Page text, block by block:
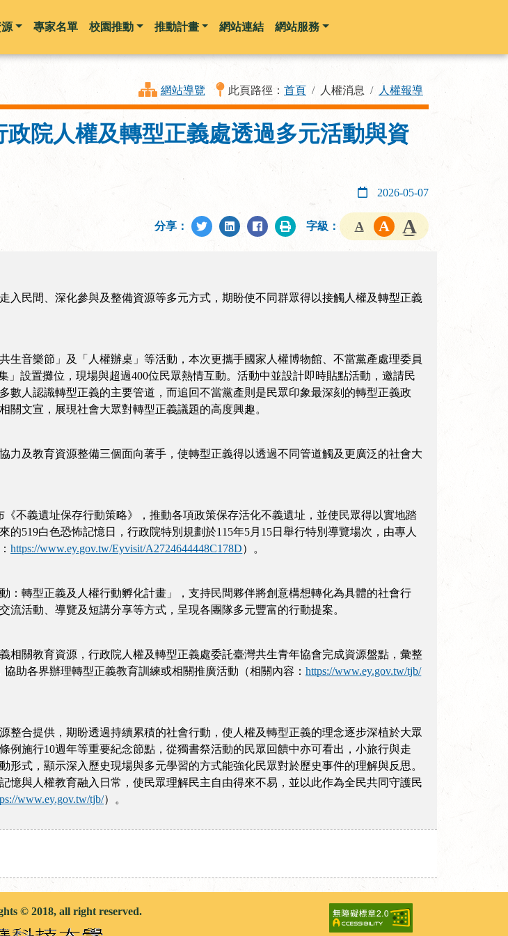
跳到主要內容
專家名單 校園推動 推動計畫 網站連結 網站服務
網站導覽 此頁路徑： 首頁 人權消息 人權報導
院人權及轉型正義處透過多元活動與資
2026-05-07
分享： 字級：
民間、深化參與及整備資源等多元方式，期盼使不同群眾得以接觸人權及轉型正義
音樂節」及「人權辦桌」等活動，本次更攜手國家人權博物館、不當黨產處理委員
設置攤位，現場與超過400位民眾熱情互動。活動中並設計即時貼點活動，邀請民
人認識轉型正義的主要管道，而追回不當黨產則是民眾印象最深刻的轉型正義政
文宣，展現社會大眾對轉型正義議題的高度興趣。
及教育資源整備三個面向著手，使轉型正義得以透過不同管道觸及更廣泛的社會大
不義遺址保存行動策略》，推動各項政策保存活化不義遺址，並使民眾得以實地踏
519白色恐怖記憶日，行政院特別規劃於115年5月15日舉行特別導覽場次，由專人
https://www.ey.gov.tw/Eyvisit/A2724644448C178D）。
轉型正義及人權行動孵化計畫」，支持民間夥伴將創意構想轉化為具體的社會行
流活動、導覽及短講分享等方式，呈現各團隊多元豐富的行動提案。
關教育資源，行政院人權及轉型正義處委託臺灣共生青年協會完成資源盤點，彙整
助各界辦理轉型正義教育訓練或相關推廣活動（相關內容：https://www.ey.gov.tw/tjb/
合提供，期盼透過持續累積的社會行動，使人權及轉型正義的理念逐步深植於大眾
例施行10週年等重要紀念節點，從獨書祭活動的民眾回饋中亦可看出，小旅行與走
式，顯示深入歷史現場與多元學習的方式能強化民眾對於歷史事件的理解與反思。
與人權教育融入日常，使民眾理解民主自由得來不易，並以此作為全民共同守護民
www.ey.gov.tw/tjb/）。
© 2018, all right reserved.